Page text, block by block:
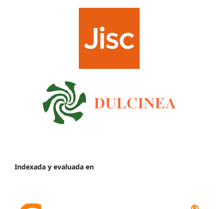
Indexada y evaluada en